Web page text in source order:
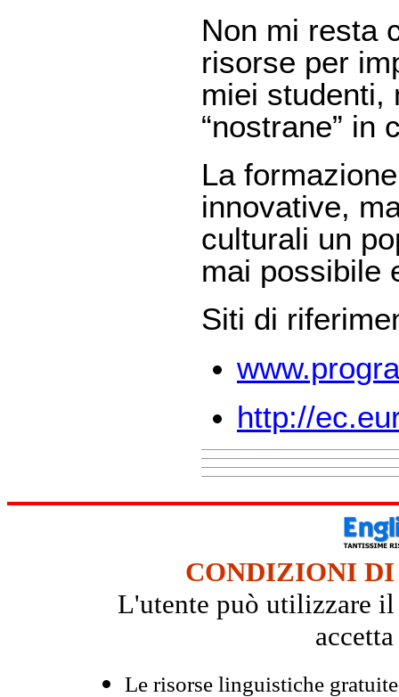
Non mi resta
risorse per
miei studenti,
“nostrane” in
La
innovative,
culturali un
mai possibile
Siti di
http://
CONDIZIONI DI
L'utente può utilizzare il
Le risorse linguistiche